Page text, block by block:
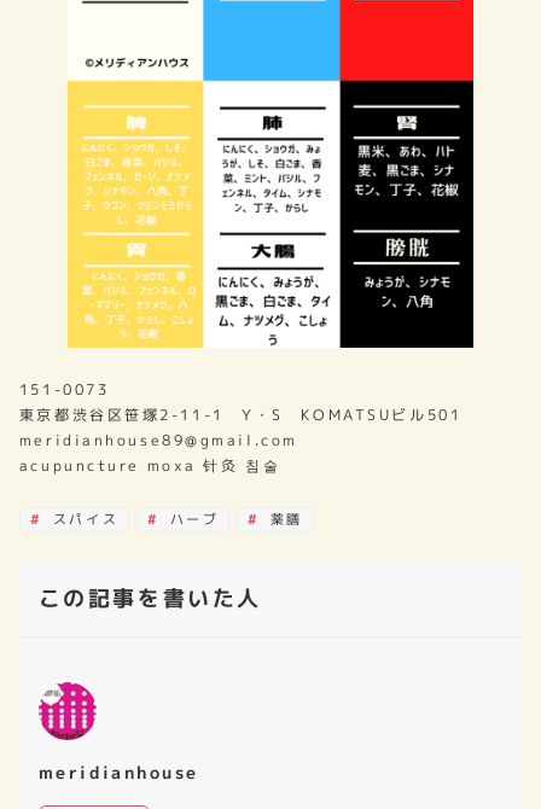
151-0073
東京都渋谷区笹塚2-11-1 Y・S KOMATSUビル501
meridianhouse89@gmail.com
acupuncture moxa 针灸 침술
スパイス ハーブ 薬膳
この記事を書いた人
meridianhouse